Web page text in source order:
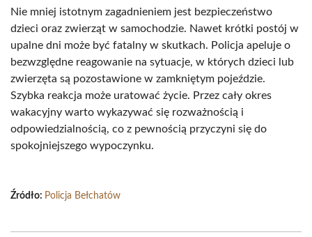
Nie mniej istotnym zagadnieniem jest bezpieczeństwo
dzieci oraz zwierząt w samochodzie. Nawet krótki postój w
upalne dni może być fatalny w skutkach. Policja apeluje o
bezwzględne reagowanie na sytuacje, w których dzieci lub
zwierzęta są pozostawione w zamkniętym pojeździe.
Szybka reakcja może uratować życie. Przez cały okres
wakacyjny warto wykazywać się rozważnością i
odpowiedzialnością, co z pewnością przyczyni się do
spokojniejszego wypoczynku.
Źródło: Policja Bełchatów